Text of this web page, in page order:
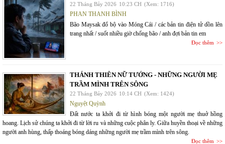
22 Tháng Bảy 2026 10:23 CH (Xem: 1716)
PHAN THANH BÌNH
Bão Maysak đổ bộ vào Móng Cái / các bản tin điện tử dồn lên
trang nhất / suốt nhiều giờ chống bão / anh đợi bản tin em
Đọc thêm
THÁNH THIÊN NỮ TƯỚNG - NHỮNG NGƯỜI MẸ
TRẦM MÌNH TRÊN SÔNG
22 Tháng Bảy 2026 10:14 CH (Xem: 1424)
Nguyệt Quỳnh
Đất nước ta khởi đi từ hình bóng một người mẹ thuở hồng
hoang. Lịch sử chúng ta khởi đi từ lời ru và những cuộc phân ly. Giữa huyền thoại về những
người anh hùng, thấp thoáng bóng dáng những người mẹ trầm mình trên sông.
Đọc thêm